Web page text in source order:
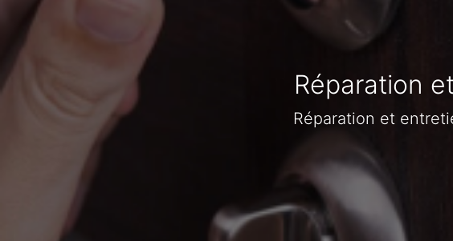
Réparation
Réparation et